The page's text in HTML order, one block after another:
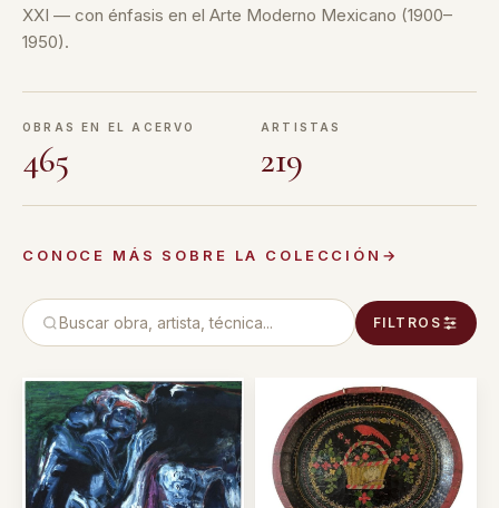
XXI — con énfasis en el Arte Moderno Mexicano (1900–
1950).
OBRAS EN EL ACERVO
465
ARTISTAS
219
CONOCE MÁS SOBRE LA COLECCIÓN →
FILTROS